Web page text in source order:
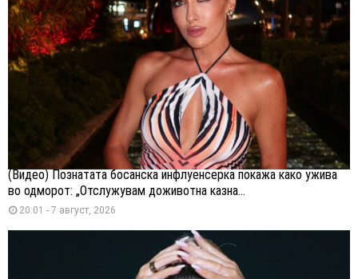
(Видео) Познатата босанска инфлуенсерка покажа како ужива
во одморот: „Отслужувам доживотна казна...
20:01 - 7 август, 2026